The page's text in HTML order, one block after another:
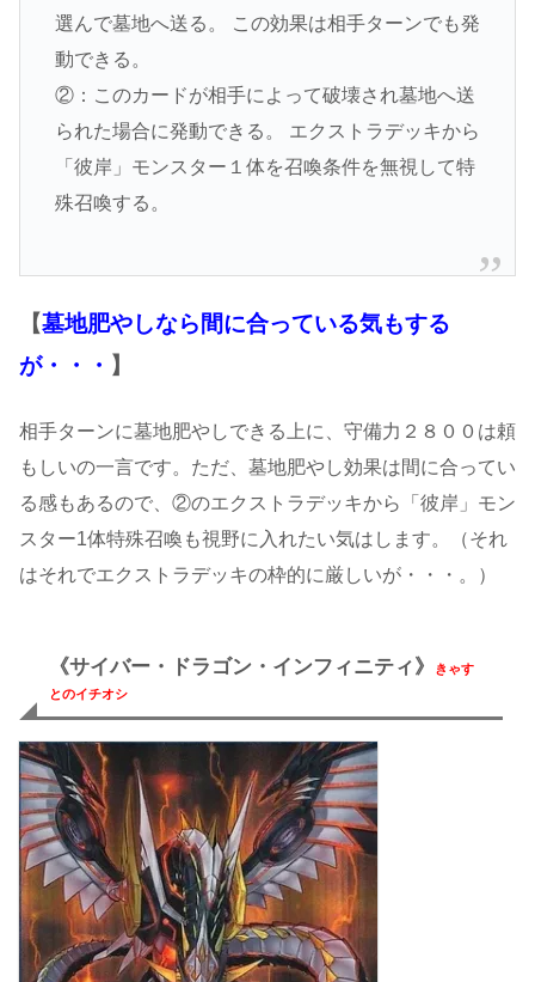
選んで墓地へ送る。 この効果は相手ターンでも発
動できる。
②：このカードが相手によって破壊され墓地へ送
られた場合に発動できる。 エクストラデッキから
「彼岸」モンスター１体を召喚条件を無視して特
殊召喚する。
【墓地肥やしなら間に合っている気もする
が・・・ 】
相手ターンに墓地肥やしできる上に、守備力２８００は頼
もしいの一言です。ただ、墓地肥やし効果は間に合ってい
る感もあるので、②のエクストラデッキから「彼岸」モン
スター1体特殊召喚も視野に入れたい気はします。（それ
はそれでエクストラデッキの枠的に厳しいが・・・。）
《サイバー・ドラゴン・インフィニティ》
きゃす
とのイチオシ